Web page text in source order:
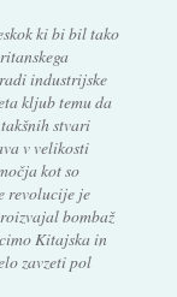
ki bi bil tako
industrijske
kljub temu da
stvari
v velikosti
kot so
revolucije je
bombaž
Kitajska in
zavzeti pol